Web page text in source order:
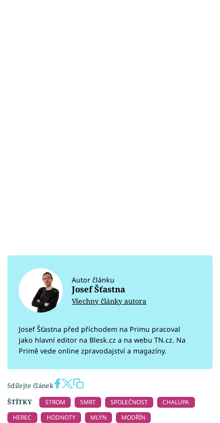
Autor článku
Josef Šťastna
Všechny články autora
Josef Šťastna před příchodem na Primu pracoval
jako hlavní editor na Blesk.cz a na webu TN.cz. Na
Primě vede online zpravodajství a magazíny.
Sdílejte článek
ŠTÍTKY
STROM SMRT SPOLEČNOST
CHALUPA
HEREC
HODNOTY MLÝN
MODŘÍN